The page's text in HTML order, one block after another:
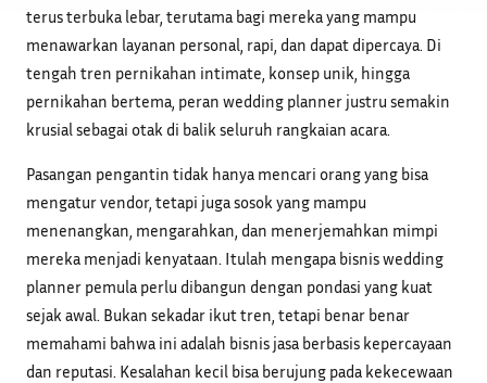
terus terbuka lebar, terutama bagi mereka yang mampu
menawarkan layanan personal, rapi, dan dapat dipercaya. Di
tengah tren pernikahan intimate, konsep unik, hingga
pernikahan bertema, peran wedding planner justru semakin
krusial sebagai otak di balik seluruh rangkaian acara.
Pasangan pengantin tidak hanya mencari orang yang bisa
mengatur vendor, tetapi juga sosok yang mampu
menenangkan, mengarahkan, dan menerjemahkan mimpi
mereka menjadi kenyataan. Itulah mengapa bisnis wedding
planner pemula perlu dibangun dengan pondasi yang kuat
sejak awal. Bukan sekadar ikut tren, tetapi benar benar
memahami bahwa ini adalah bisnis jasa berbasis kepercayaan
dan reputasi. Kesalahan kecil bisa berujung pada kekecewaan